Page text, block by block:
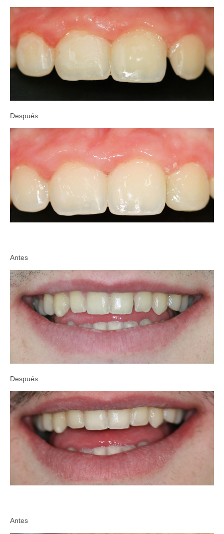
Después
Antes
Después
Antes